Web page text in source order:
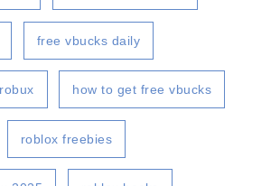
free vbucks daily
how to get free vbucks
roblox freebies